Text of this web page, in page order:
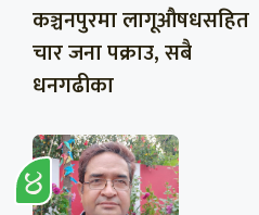
कञ्चनपुरमा लागूऔषधसहित
चार जना पक्राउ, सबै
धनगढीका